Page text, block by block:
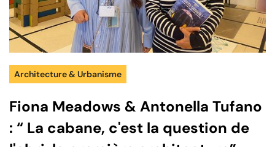
Architecture & Urbanisme
Fiona Meadows & Antonella Tufano
: “ La cabane, c'est la question de